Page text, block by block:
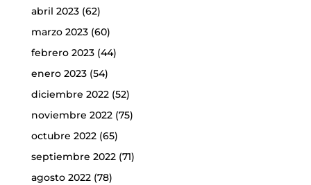
abril 2023(62)
marzo 2023(60)
febrero 2023(44)
enero 2023(54)
diciembre 2022(52)
noviembre 2022(75)
octubre 2022(65)
septiembre 2022(71)
agosto 2022(78)